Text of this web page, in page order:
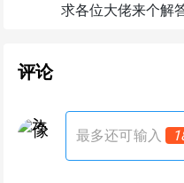
求各位大佬来个解
评论
最多还可输入